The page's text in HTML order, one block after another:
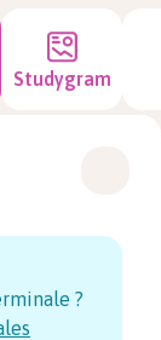
Studygram
?